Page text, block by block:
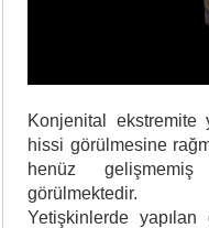
Konjenital
hissi görülmesine
henüz
görülmektedir.
Yetişkinlerde yapılan